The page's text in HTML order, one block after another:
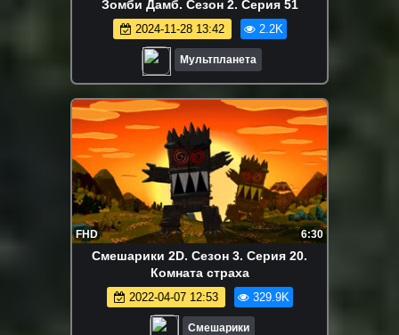
Зомби Дамб. Сезон 2. Серия 51
2024-11-28 13:42 2.2K
Мультпланета
FHD 6:30
Смешарики 2D. Сезон 3. Серия 20.
Комната страха
2022-04-07 12:53 329.9K
Смешарики